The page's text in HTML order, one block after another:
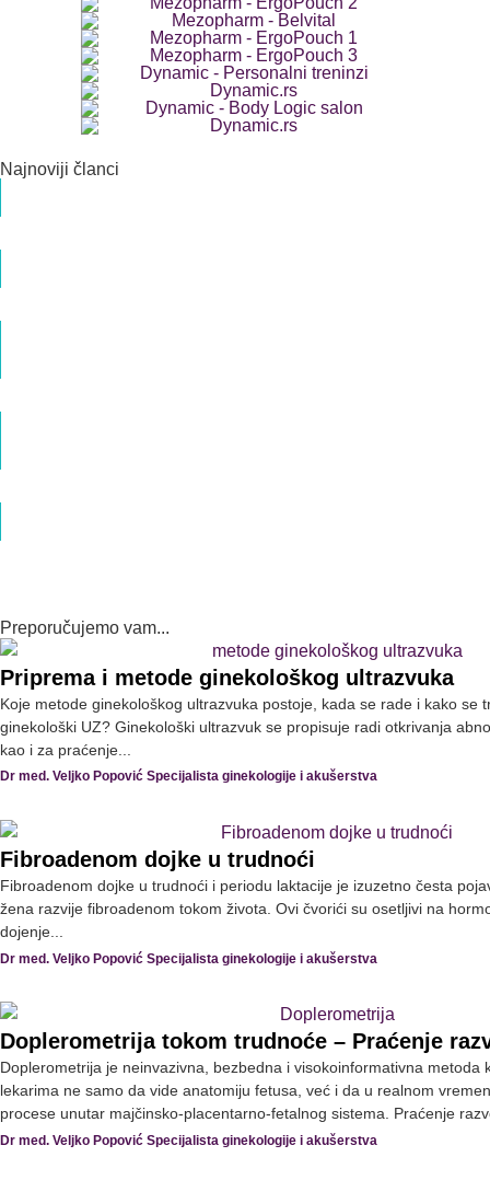
Najnoviji članci
Preporučujemo vam...
Priprema i metode ginekološkog ultrazvuka
Koje metode ginekološkog ultrazvuka postoje, kada se rade i kako se
ginekološki UZ? Ginekološki ultrazvuk se propisuje radi otkrivanja
kao i za praćenje...
Dr med. Veljko Popović Specijalista ginekologije i akušerstva
Fibroadenom dojke u trudnoći
Fibroadenom dojke u trudnoći i periodu laktacije je izuzetno česta
žena razvije fibroadenom tokom života. Ovi čvorići su osetljivi na
dojenje...
Dr med. Veljko Popović Specijalista ginekologije i akušerstva
Doplerometrija tokom trudnoće – Praćenje
Doplerometrija je neinvazivna, bezbedna i visokoinformativna metoda
lekarima ne samo da vide anatomiju fetusa, već i da u realnom
procese unutar majčinsko-placentarno-fetalnog sistema. Praćenje
Dr med. Veljko Popović Specijalista ginekologije i akušerstva